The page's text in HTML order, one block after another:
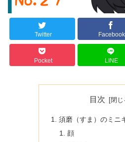
Twitter Facebook
Pocket LINE
目次
須磨（すま）のミニ
顔